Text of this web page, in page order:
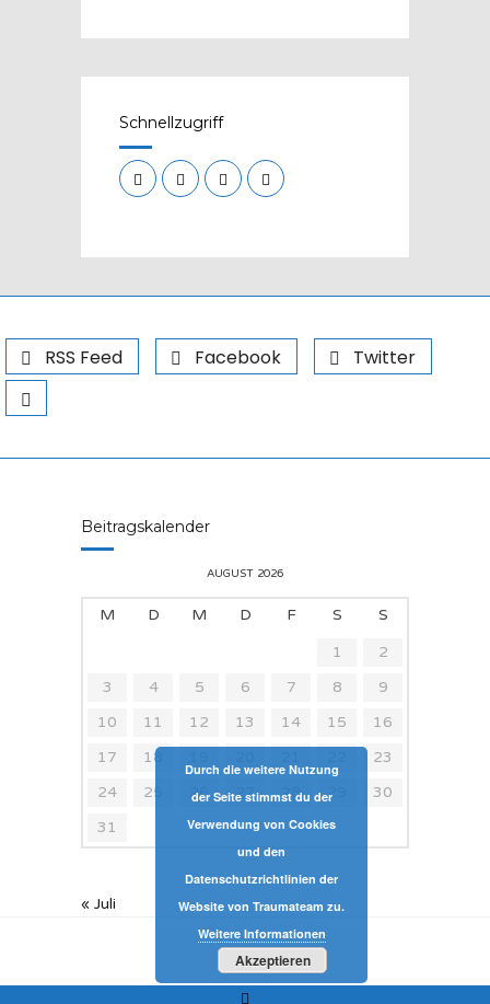
Schnellzugriff
RSS Feed Facebook Twitter
Beitragskalender
AUGUST 2026
M D M D F S
S
1
2
3
4 5 6 7 8
9
10
11 12 13 14 15
16
17
18
23
24
25 26 27 28 29
30
31
« Juli
Durch die weitere Nutzung
der Seite stimmst du der
Verwendung von Cookies
und den
Datenschutzrichtlinien der
Website von Traumateam zu.
Weitere Informationen
Akzeptieren